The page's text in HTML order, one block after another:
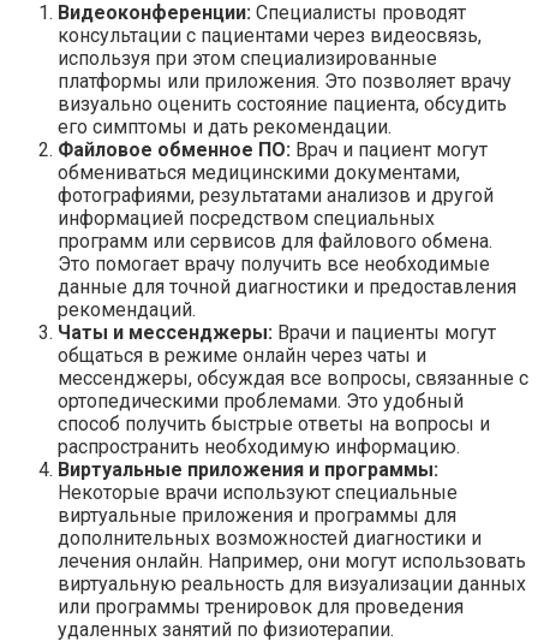
Видеоконференции: Специалисты проводят
консультации с пациентами через видеосвязь,
используя при этом специализированные
платформы или приложения. Это позволяет врачу
визуально оценить состояние пациента, обсудить
его симптомы и дать рекомендации.
Файловое обменное ПО: Врач и пациент могут
обмениваться медицинскими документами,
фотографиями, результатами анализов и другой
информацией посредством специальных
программ или сервисов для файлового обмена.
Это помогает врачу получить все необходимые
данные для точной диагностики и предоставления
рекомендаций.
Чаты и мессенджеры: Врачи и пациенты могут
общаться в режиме онлайн через чаты и
мессенджеры, обсуждая все вопросы, связанные с
ортопедическими проблемами. Это удобный
способ получить быстрые ответы на вопросы и
распространить необходимую информацию.
Виртуальные приложения и программы:
Некоторые врачи используют специальные
виртуальные приложения и программы для
дополнительных возможностей диагностики и
лечения онлайн. Например, они могут использовать
виртуальную реальность для визуализации данных
или программы тренировок для проведения
удаленных занятий по физиотерапии.